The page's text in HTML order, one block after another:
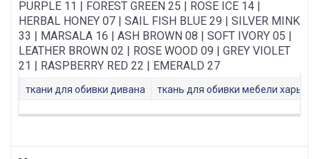
PURPLE 11 | FOREST GREEN 25 | ROSE ICE 14 |
HERBAL HONEY 07 | SAIL FISH BLUE 29 | SILVER MINK
33 | MARSALA 16 | ASH BROWN 08 | SOFT IVORY 05 |
LEATHER BROWN 02 | ROSE WOOD 09 | GREY VIOLET
21 | RASPBERRY RED 22 | EMERALD 27
ткани для обивки дивана ткань для обивки мебели харьков